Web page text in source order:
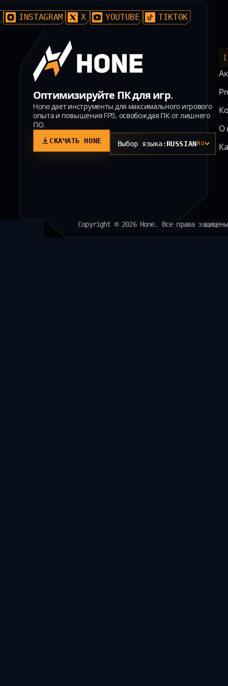
INSTAGRAM X YOUTUBE TIKTOK
Оптимизируйте ПК для игр.
Hone дает инструменты для максимального игрового
опыта и повышения FPS, освобождая ПК от лишнего
ПО.
СКАЧАТЬ HONE Выбор языка: RUSSIANRU
О
Copyright © 2026 Hone. Все права